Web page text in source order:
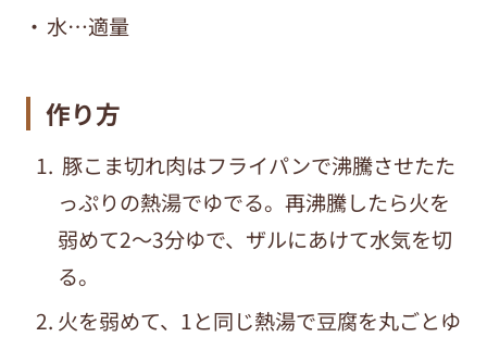
水…適量
作り方
豚こま切れ肉はフライパンで沸騰させたた
っぷりの熱湯でゆでる。再沸騰したら火を
弱めて2～3分ゆで、ザルにあけて水気を切
る。
火を弱めて、1と同じ熱湯で豆腐を丸ごとゆ